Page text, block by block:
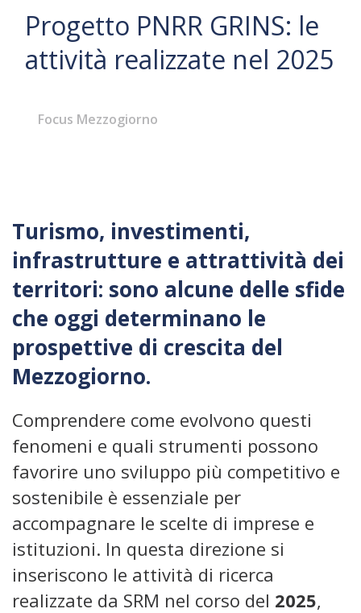
Progetto PNRR GRINS: le
attività realizzate nel 2025
Focus Mezzogiorno
Turismo, investimenti,
infrastrutture e attrattività dei
territori: sono alcune delle sfide
che oggi determinano le
prospettive di crescita del
Mezzogiorno.
Comprendere come evolvono questi
fenomeni e quali strumenti possono
favorire uno sviluppo più competitivo e
sostenibile è essenziale per
accompagnare le scelte di imprese e
istituzioni. In questa direzione si
inseriscono le attività di ricerca
realizzate da SRM nel corso del 2025,